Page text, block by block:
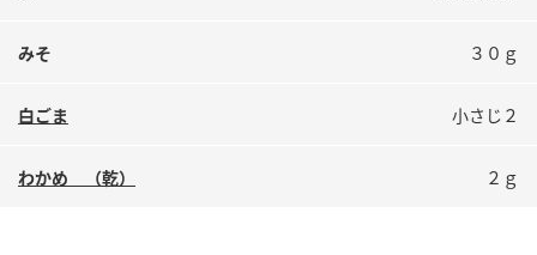
みそ ３０ｇ
白ごま 小さじ２
わかめ （乾） ２ｇ